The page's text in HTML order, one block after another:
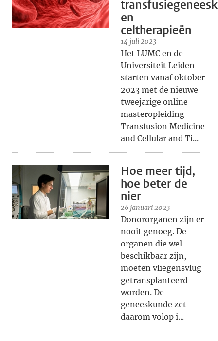
en
celtherapieën
14 juli 2023
Het LUMC en de
Universiteit Leiden
starten vanaf oktober
2023 met de nieuwe
tweejarige online
masteropleiding
Transfusion Medicine
and Cellular and Ti...
Hoe meer tijd,
hoe beter de
nier
26 januari 2023
Donororganen zijn er
nooit genoeg. De
organen die wel
beschikbaar zijn,
moeten vliegensvlug
getransplanteerd
worden. De
geneeskunde zet
daarom volop i...